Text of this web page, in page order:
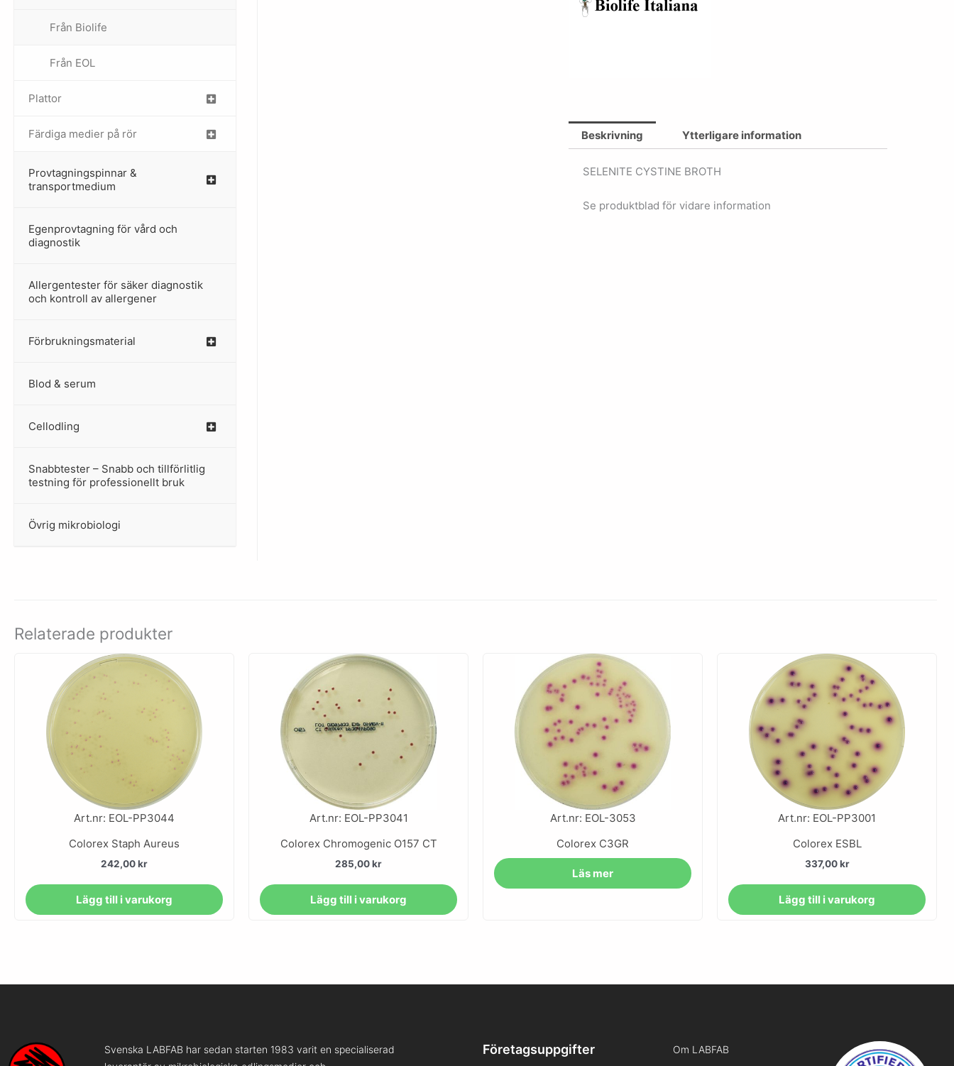
Från Biolife
–
Från EOL
–
Plattor
–
Färdiga medier på rör
–
Provtagningspinnar &
transportmedium
–
Egenprovtagning för vård och
diagnostik
–
Allergentester för säker diagnostik
och kontroll av allergener
–
Förbrukningsmaterial
Blod & serum
Cellodling
–
Snabbtester – Snabb och tillförlitlig
testning för professionellt bruk
–
Övrig mikrobiologi
–
Beskrivning Ytterligare information
SELENITE CYSTINE BROTH
Se produktblad för vidare information
Relaterade produkter
Art.nr: EOL-PP3044
Colorex Staph Aureus
242,00kr
Lägg till i varukorg
Art.nr: EOL-PP3041
Colorex Chromogenic O157 CT
285,00kr
Lägg till i varukorg
Art.nr: EOL-3053
Colorex C3GR
Läs mer
Art.nr: EOL-PP3001
Colorex ESBL
337,00kr
Lägg till i varukorg
Svenska LABFAB har sedan starten 1983 varit en specialiserad
Företagsuppgifter
Om LABFAB